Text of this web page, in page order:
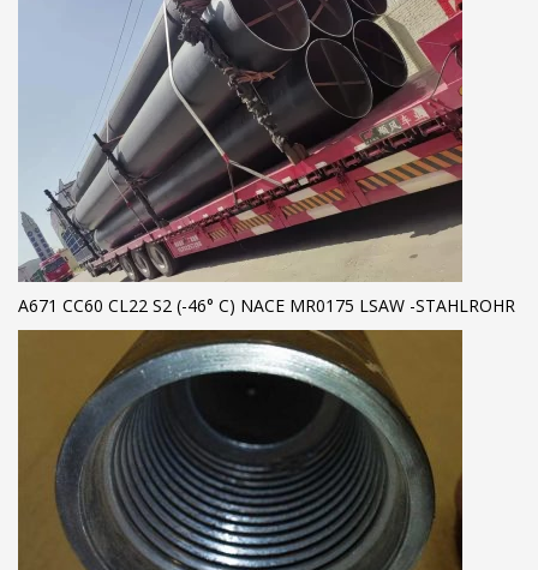
A671 CC60 CL22 S2 (-46° C) NACE MR0175 LSAW -STAHLROHR